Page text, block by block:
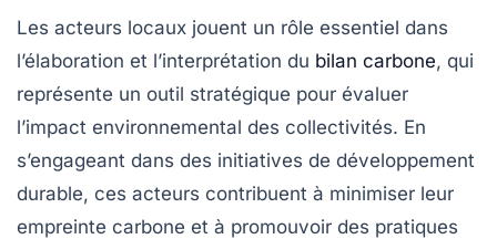
Les acteurs locaux jouent un rôle essentiel dans
l’élaboration et l’interprétation du bilan carbone, qui
représente un outil stratégique pour évaluer
l’impact environnemental des collectivités. En
s’engageant dans des initiatives de développement
durable, ces acteurs contribuent à minimiser leur
empreinte carbone et à promouvoir des pratiques